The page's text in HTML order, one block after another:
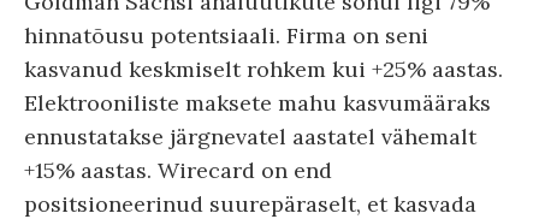
hinnatõusu potentsiaali. Firma on seni
kasvanud keskmiselt rohkem kui +25% aastas.
Elektrooniliste maksete mahu kasvumääraks
ennustatakse järgnevatel aastatel vähemalt
+15% aastas. Wirecard on end
positsioneerinud suurepäraselt, et kasvada